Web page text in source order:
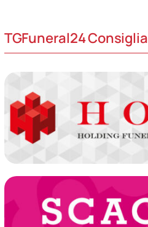
TGFuneral24 Consiglia